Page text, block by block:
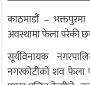
काठमाडौं –
अवस्थामा फेला परेकी
सूर्यविनायक
नगरकोटीको शव फेला